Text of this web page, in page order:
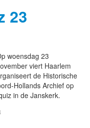
23
woensdag 23
viert Haarlem
de Historische
Hollands Archief op
in de Janskerk.